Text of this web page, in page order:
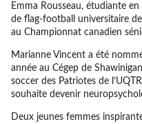
Emma Rousseau, étudiante
de flag-football universitaire
au Championnat canadien
Marianne Vincent a été
année au Cégep de
soccer des Patriotes de
souhaite devenir
Deux jeunes femmes